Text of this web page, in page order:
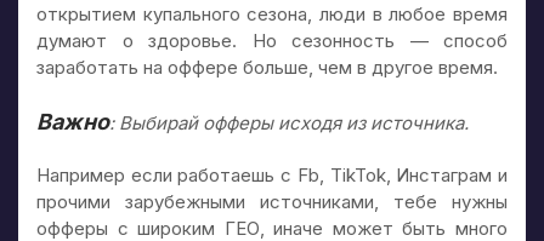
открытием купального сезона, люди в любое время
думают о здоровье. Но сезонность — способ
заработать на оффере больше, чем в другое время.
Важно: Выбирай офферы исходя из источника.
Например если работаешь с Fb, TikTok, Инстаграм и
прочими зарубежными источниками, тебе нужны
офферы с широким ГЕО, иначе может быть много